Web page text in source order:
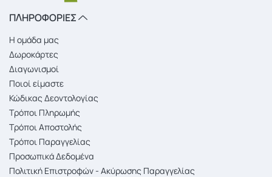
ΠΛΗΡΟΦΟΡΙΕΣ
Η ομάδα μας
Δωροκάρτες
Διαγωνισμοί
Ποιοί είμαστε
Κώδικας Δεοντολογίας
Τρόποι Πληρωμής
Τρόποι Αποστολής
Τρόποι Παραγγελίας
Προσωπικά Δεδομένα
Πολιτική Επιστροφών - Ακύρωσης Παραγγελίας